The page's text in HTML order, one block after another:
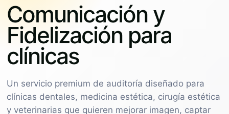
Comunicación y
Fidelización para
clínicas
Un servicio premium de auditoría diseñado para
clínicas dentales, medicina estética, cirugía estética
y veterinarias que quieren mejorar imagen, captar